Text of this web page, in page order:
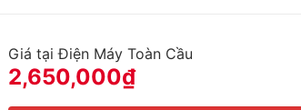
Giá tại Điện Máy Toàn Cầu
2,650,000₫